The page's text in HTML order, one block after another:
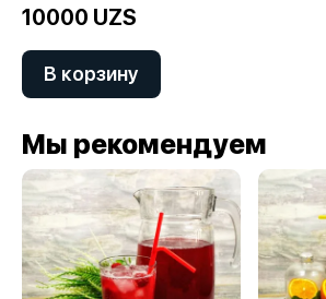
10000 UZS
В корзину
Мы рекомендуем